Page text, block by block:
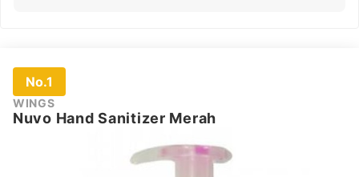
No.1
WINGS
Nuvo Hand Sanitizer Merah